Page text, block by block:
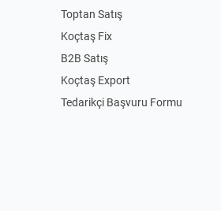
Toptan Satış
Koçtaş Fix
B2B Satış
Koçtaş Export
Tedarikçi Başvuru Formu